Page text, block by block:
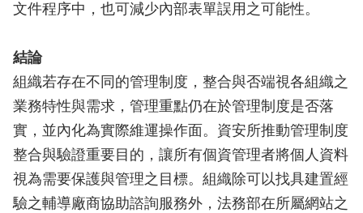
文件程序中，也可減少內部表單誤用之可能性。
結論
組織若存在不同的管理制度，整合與否端視各組織之
業務特性與需求，管理重點仍在於管理制度是否落
實，並內化為實際維運操作面。資安所推動管理制度
整合與驗證重要目的，讓所有個資管理者將個人資料
視為需要保護與管理之目標。組織除可以找具建置經
驗之輔導廠商協助諮詢服務外，法務部在所屬網站之